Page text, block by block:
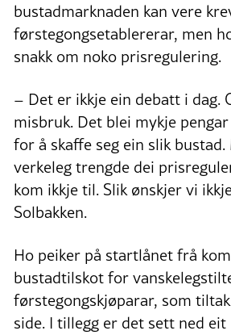
bustadmarknaden kan vere
førstegongsetablererar, men
snakk om noko prisregulering.
– Det er ikkje ein debatt i dag.
misbruk. Det blei mykje
for å skaffe seg ein slik bustad.
verkeleg trengde dei
kom ikkje til. Slik ønskjer vi
Solbakken.
Ho peiker på startlånet frå
bustadtilskot for
førstegongskjøparar, som
side. I tillegg er det sett ned